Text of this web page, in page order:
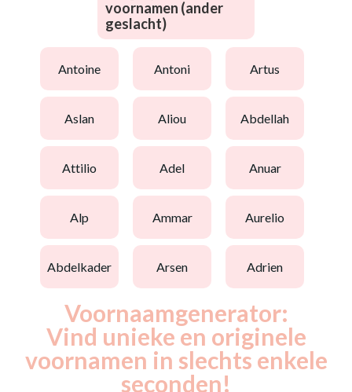
voornamen (ander
geslacht)
antoine antoni artus
aslan aliou abdellah
attilio adel anuar
alp ammar aurelio
abdelkader arsen adrien
Voornaamgenerator:
Vind unieke en originele
voornamen in slechts enkele
seconden!